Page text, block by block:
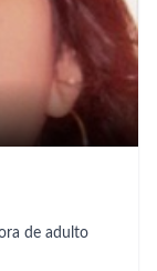
de adulto